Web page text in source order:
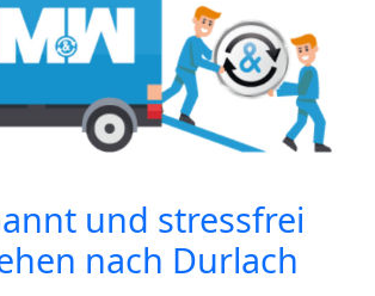
und stressfrei
nach Durlach